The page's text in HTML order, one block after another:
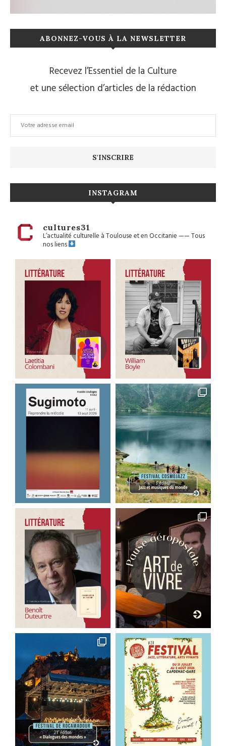
ABONNEZ-VOUS À LA NEWSLETTER
Recevez l’Essentiel de la Culture
et une sélection d’articles de la rédaction
INSTAGRAM
cultures31
L’actualité culturelle à Toulouse et en Occitanie——Tous
nos liens